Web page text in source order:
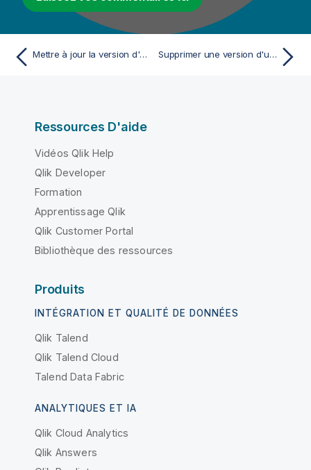
Mettre à jour la version d'un Job actif ou d'une Route active Supprimer une version d'un Job ou d'une Route
Ressources D'aide
Vidéos Qlik Help
Qlik Developer
Formation
Apprentissage Qlik
Qlik Customer Portal
Bibliothèque des ressources
Produits
INTÉGRATION ET QUALITÉ DE DONNÉES
Qlik Talend
Qlik Talend Cloud
Talend Data Fabric
ANALYTIQUES ET IA
Qlik Cloud Analytics
Qlik Answers